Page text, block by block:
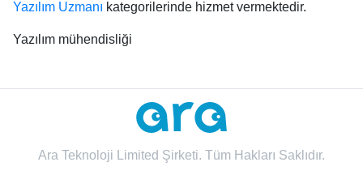
Yazılım Uzmanı kategorilerinde hizmet vermektedir.
Yazılım mühendisliği
Ara Teknoloji Limited Şirketi. Tüm Hakları Saklıdır.